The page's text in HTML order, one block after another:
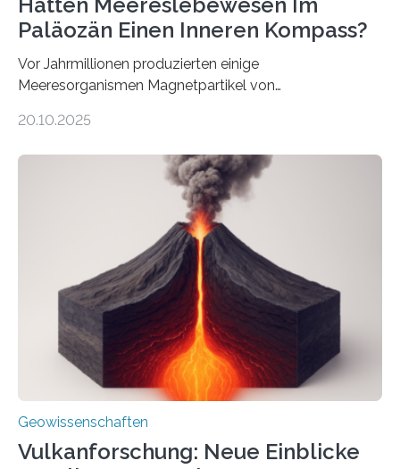
Paläozän Einen Inneren Kompass?
Vor Jahrmillionen produzierten einige
Meeresorganismen Magnetpartikel von
Sedimenten zu finden sind. Nun ist es einem
Domänen auf einem dieser „Riesenmagnetfossilien” mit
einer raffinierten Methode an der Diamond-
Röntgenquelle zu kartieren. Ihre Analyse zeigt, dass
diese Partikel es den Organismen ermöglicht haben
könnten, winzige Schwankungen sowohl in der
Richtung als auch in der Intensität des Erdmagnetfelds
wahrzunehmen. Dadurch konnten sie sich verorten und
über den Ozean navigieren. Vor einigen Jahren…
20.10.2025
Geowissenschaften
Vulkanforschung: Neue Einblicke